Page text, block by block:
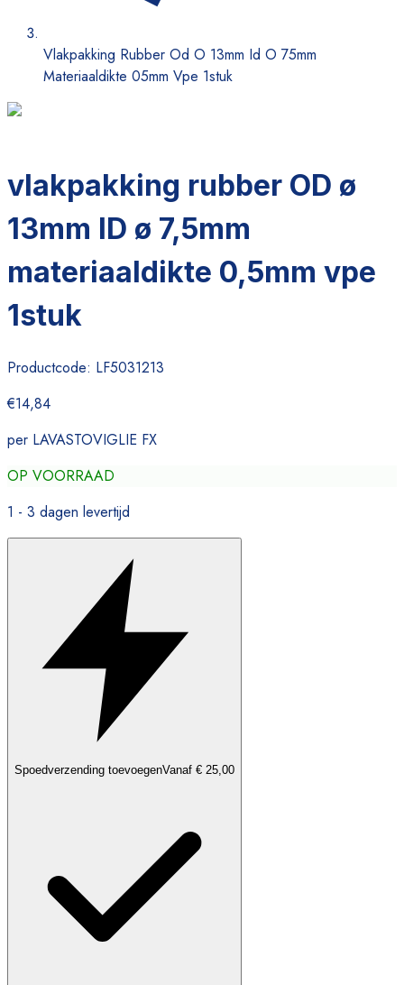
Vlakpakking Rubber Od O 13mm Id O 75mm
Materiaaldikte 05mm Vpe 1stuk
vlakpakking rubber OD ø
13mm ID ø 7,5mm
materiaaldikte 0,5mm vpe
1stuk
Productcode: LF5031213
€14,84
per LAVASTOVIGLIE FX
OP VOORRAAD
1 - 3 dagen levertijd
Spoedverzending toevoegenVanaf € 25,00